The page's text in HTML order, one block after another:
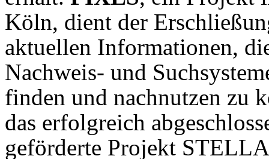
Köln, dient der
aktuellen Informationen,
Nachweis- und
finden und nachnutzen zu
das erfolgreich
geförderte Projekt